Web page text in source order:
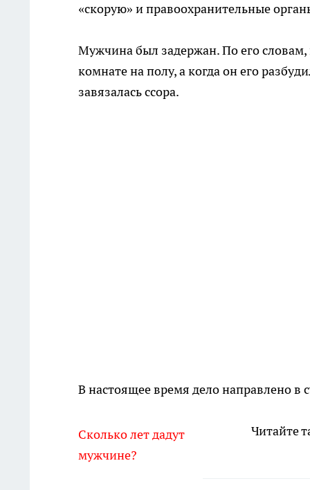
«скорую» и правоохранительные
Мужчина был задержан. По его словам,
комнате на полу, а когда он его
завязалась ссора.
В настоящее время дело направлено в
Сколько лет дадут
мужчине?
Читайте